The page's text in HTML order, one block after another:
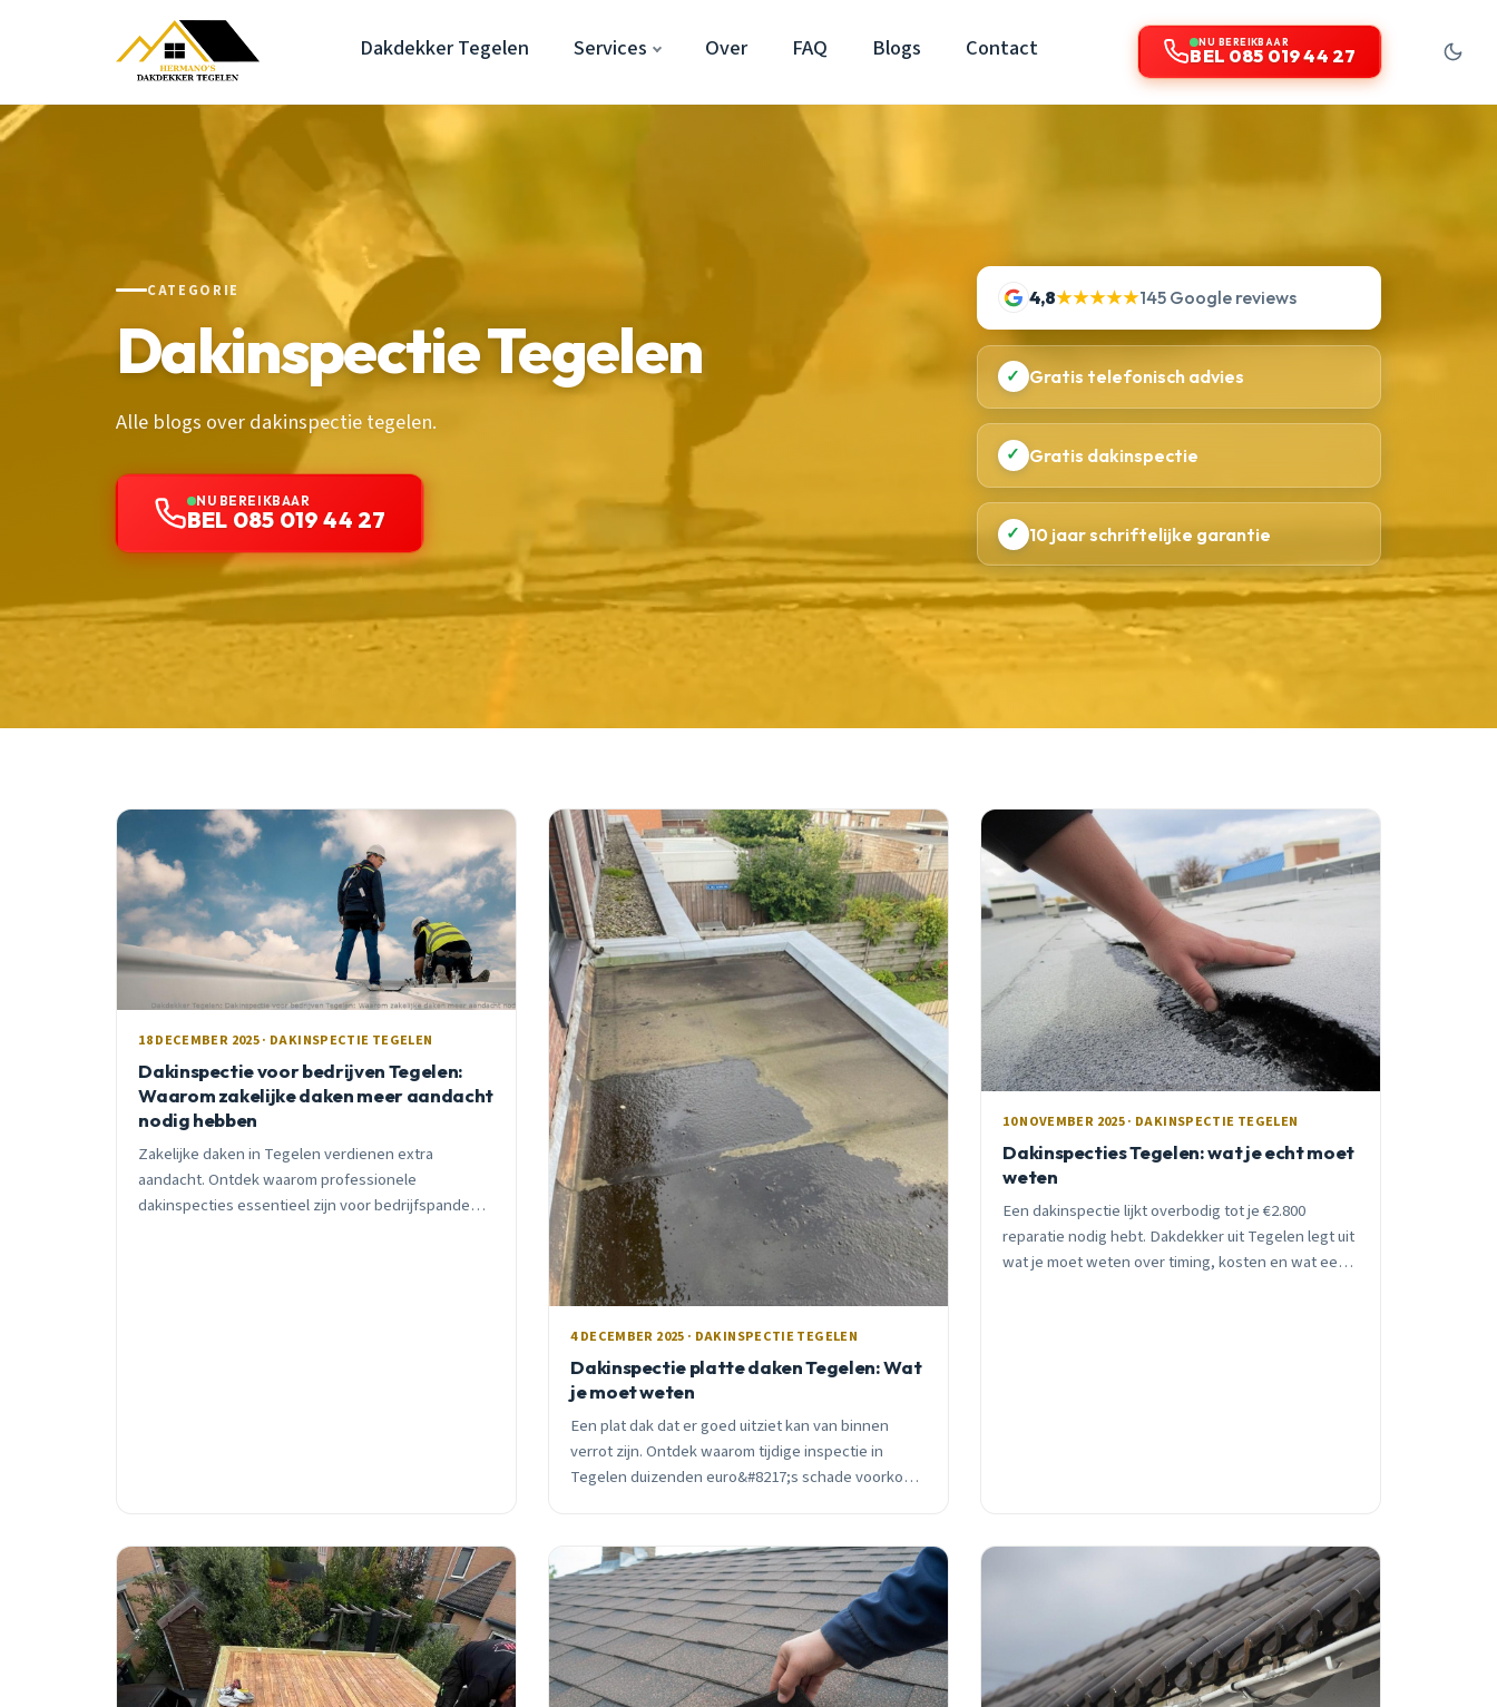
Dakdekker Tegelen Services Over FAQ Blogs Contact NU BEREIKBAAR
BEL 085 019 44 27
CATEGORIE
Dakinspectie Tegelen
Alle blogs over dakinspectie tegelen.
NU BEREIKBAAR
BEL 085 019 44 27
4,8★★★★★145 Google reviews
✓ Gratis telefonisch advies
✓ Gratis dakinspectie
✓ 10 jaar schriftelijke garantie
18 DECEMBER 2025 · DAKINSPECTIE TEGELEN
Dakinspectie voor bedrijven Tegelen:
Waarom zakelijke daken meer aandacht
nodig hebben
Zakelijke daken in Tegelen verdienen extra
aandacht. Ontdek waarom professionele
dakinspecties essentieel zijn voor bedrijfspanden,
4 DECEMBER 2025 · DAKINSPECTIE TEGELEN
Dakinspectie platte daken Tegelen: Wat
je moet weten
Een plat dak dat er goed uitziet kan van binnen
verrot zijn. Ontdek waarom tijdige inspectie in
Tegelen duizenden euro&#8217;s schade voorkomt
10 NOVEMBER 2025 · DAKINSPECTIE TEGELEN
Dakinspecties Tegelen: wat je echt moet
weten
Een dakinspectie lijkt overbodig tot je €2.800
reparatie nodig hebt. Dakdekker uit Tegelen legt uit
wat je moet weten over timing, kosten en wat een